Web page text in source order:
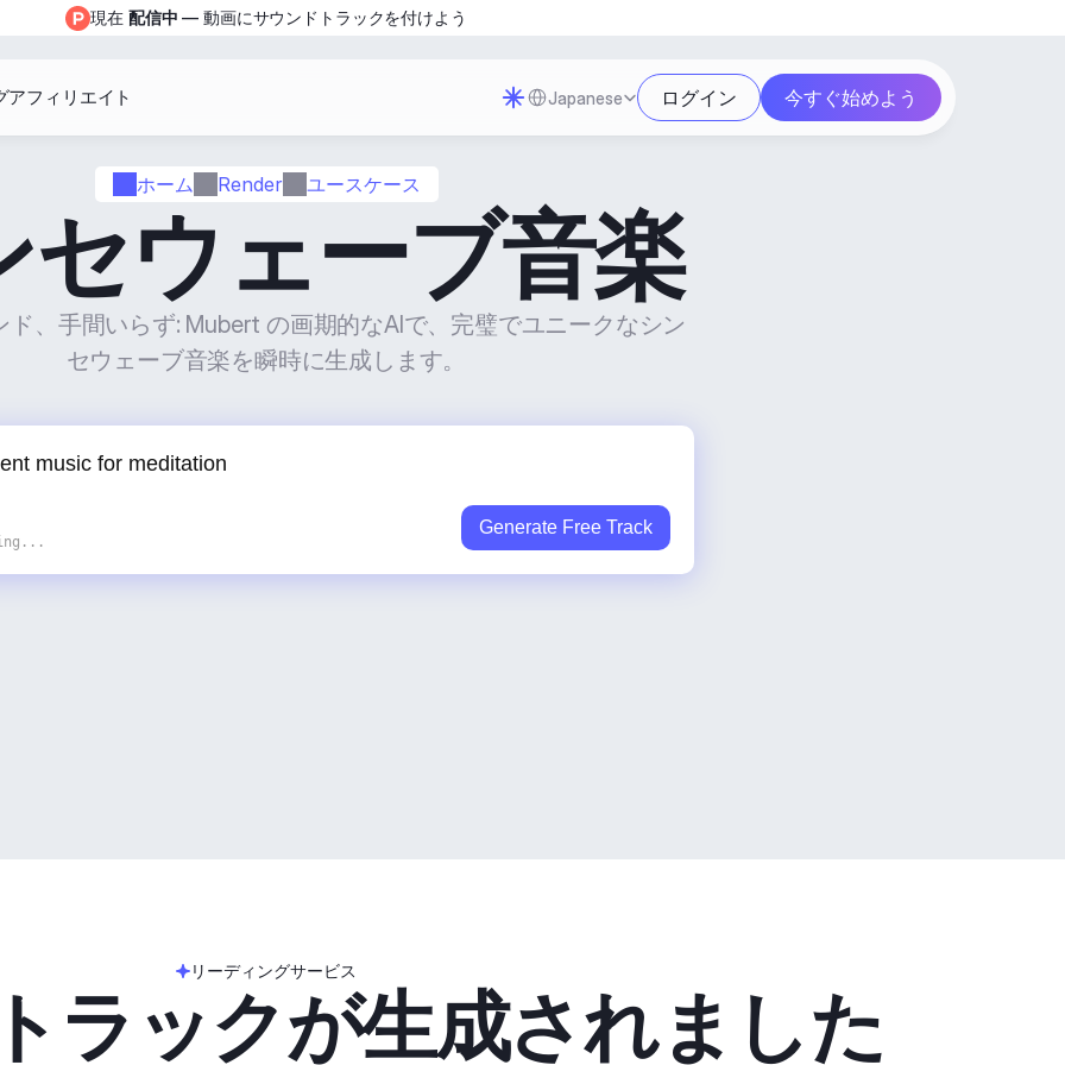
ホーム Render ユースケース
セウェーブ音楽
ド、手間いらず: Mubert の画期的なAIで、完璧でユニークなシン
セウェーブ音楽を瞬時に生成します。
Generate Free Track
リーディングサービス
ラックが生成されました
現在 配信中 — 動画にサウンドトラックを付けよう
アフィリエイト Select Language
Japanese ログイン 今すぐ始めよう